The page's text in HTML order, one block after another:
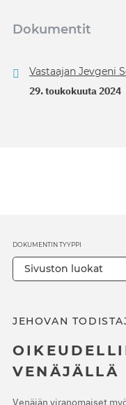
Dokumentit
Vastaajan Jevgeni
29. toukokuuta 2024
JEHOVAN
VENÄJÄLLÄ
Venäjän viranomaiset
DOKUMENTIN TYYPPI
Sivuston luokat